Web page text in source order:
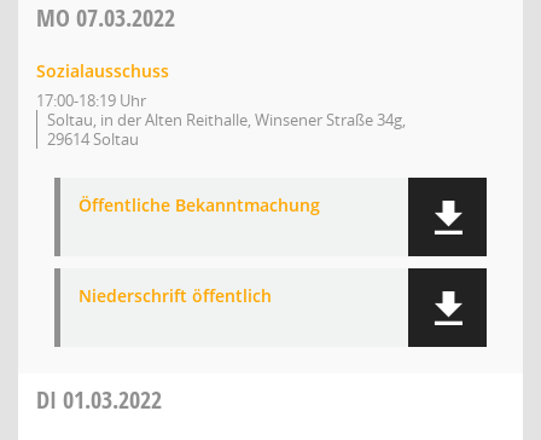
MO 07.03.2022
Sozialausschuss
17:00-18:19 Uhr
Soltau, in der Alten Reithalle, Winsener Straße 34g,
29614 Soltau
Öffentliche Bekanntmachung
Niederschrift öffentlich
DI 01.03.2022